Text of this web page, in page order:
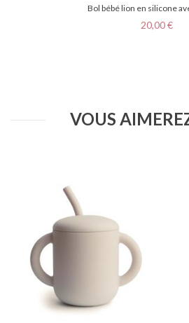
Bol bébé lion en silicone
Prix
20,00 €
VOUS